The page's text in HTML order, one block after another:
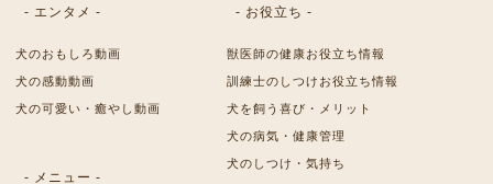
- エンタメ -
犬のおもしろ動画
犬の感動動画
犬の可愛い・癒やし動画
- お役立ち -
獣医師の健康お役立ち情報
訓練士のしつけお役立ち情報
犬を飼う喜び・メリット
犬の病気・健康管理
犬のしつけ・気持ち
- メニュー -